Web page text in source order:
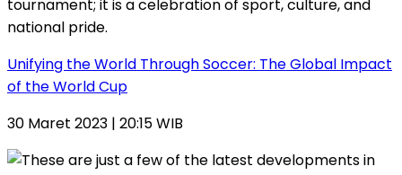
Unifying the World Through Soccer: The Global Impact
of the World Cup
30 Maret 2023 | 20:15 WIB